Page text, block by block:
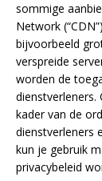
sommige
Network
bijvoorbeeld
verspreide
worden de
dienstverleners.
kader van de
dienstverleners
kun je gebruik
privacybeleid